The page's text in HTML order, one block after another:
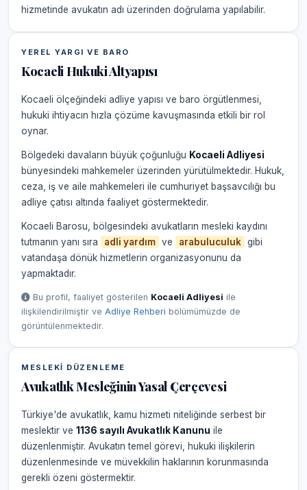
hizmetinde avukatın adı üzerinden doğrulama yapılabilir.
YEREL YARGI VE BARO
Kocaeli Hukuki Altyapısı
Kocaeli ölçeğindeki adliye yapısı ve baro örgütlenmesi,
hukuki ihtiyacın hızla çözüme kavuşmasında etkili bir rol
oynar.
Bölgedeki davaların büyük çoğunluğu Kocaeli Adliyesi
bünyesindeki mahkemeler üzerinden yürütülmektedir. Hukuk,
ceza, iş ve aile mahkemeleri ile cumhuriyet başsavcılığı bu
adliye çatısı altında faaliyet göstermektedir.
Kocaeli Barosu, bölgesindeki avukatların mesleki kaydını
tutmanın yanı sıra
adli yardım ve arabuluculuk gibi
vatandaşa dönük hizmetlerin organizasyonunu da
yapmaktadır.
Bu profil, faaliyet gösterilen Kocaeli Adliyesi ile
ilişkilendirilmiştir ve Adliye Rehberi bölümümüzde de
görüntülenmektedir.
MESLEKI DÜZENLEME
Avukatlık Mesleğinin Yasal Çerçevesi
Türkiye'de avukatlık, kamu hizmeti niteliğinde serbest bir
meslektir ve 1136 sayılı Avukatlık Kanunu ile
düzenlenmiştir. Avukatın temel görevi, hukuki ilişkilerin
düzenlenmesinde ve müvekkilin haklarının korunmasında
gerekli özeni göstermektir.